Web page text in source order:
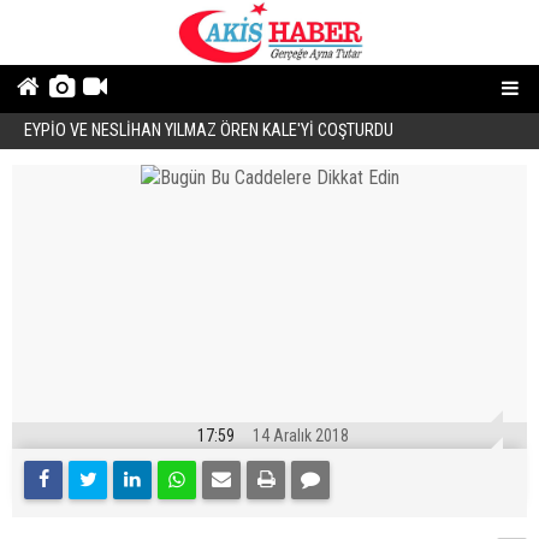
EYPİO VE NESLİHAN YILMAZ ÖREN KALE'Yİ COŞTURDU
17:59 14 Aralık 2018